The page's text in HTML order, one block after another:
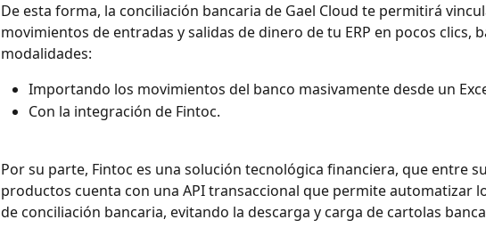
De esta forma, la conciliación bancaria de Gael Cloud te permitirá
movimientos de entradas y salidas de dinero de tu ERP en pocos clics,
modalidades:
Importando los movimientos del banco masivamente desde un
Con la integración de Fintoc.
Por su parte, Fintoc es una solución tecnológica financiera, que entre
productos cuenta con una API transaccional que permite automatizar
de conciliación bancaria, evitando la descarga y carga de cartolas